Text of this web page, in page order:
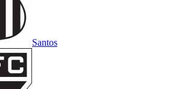
Santos